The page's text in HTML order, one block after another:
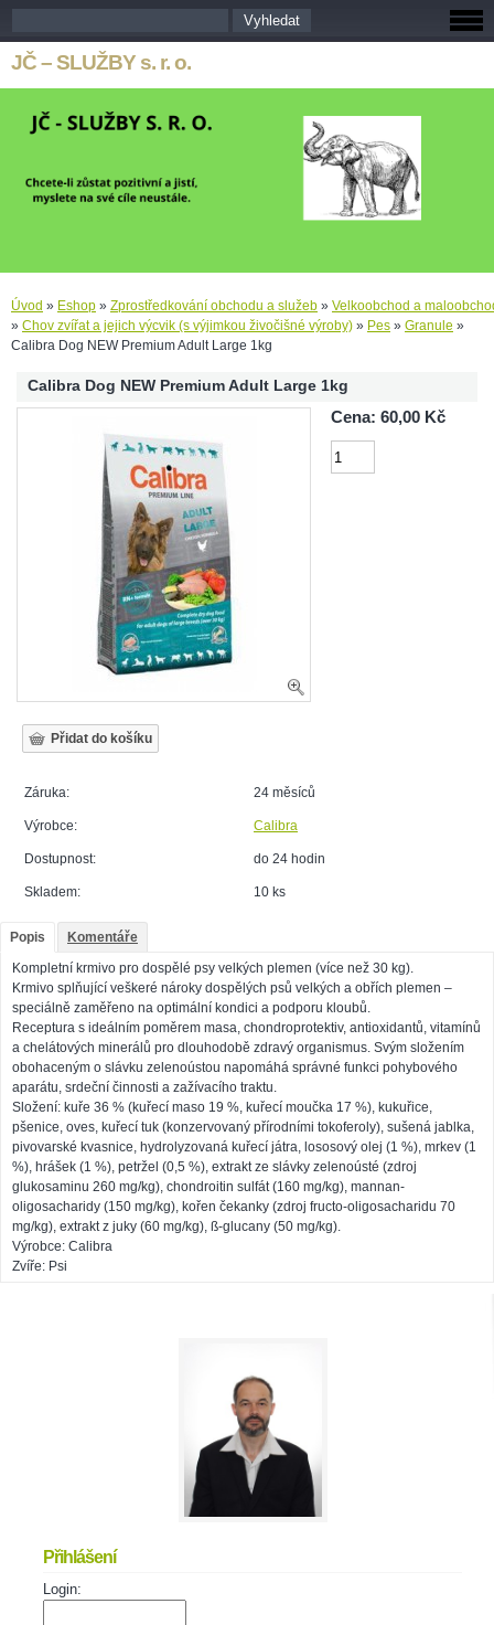
JČ – SLUŽBY s. r. o.
Úvod » Eshop » Zprostředkování obchodu a služeb » Velkoobchod a
» Chov zvířat a jejich výcvik (s výjimkou živočišné výroby) » Pes » Granule »
Calibra Dog NEW Premium Adult Large 1kg
Calibra Dog NEW Premium Adult Large 1kg
Cena: 60,00 Kč
Záruka: 24 měsíců
Výrobce: Calibra
Dostupnost: do 24 hodin
Skladem: 10 ks
Popis
Komentáře
Kompletní krmivo pro dospělé psy velkých plemen (více než 30 kg).
Krmivo splňující veškeré nároky dospělých psů velkých a obřích plemen –
speciálně zaměřeno na optimální kondici a podporu kloubů.
Receptura s ideálním poměrem masa, chondroprotektiv, antioxidantů, vitamínů
a chelátových minerálů pro dlouhodobě zdravý organismus. Svým složením
obohaceným o slávku zelenoústou napomáhá správné funkci pohybového
aparátu, srdeční činnosti a zažívacího traktu.
Složení: kuře 36 % (kuřecí maso 19 %, kuřecí moučka 17 %), kukuřice,
pšenice, oves, kuřecí tuk (konzervovaný přírodními tokoferoly), sušená jablka,
pivovarské kvasnice, hydrolyzovaná kuřecí játra, lososový olej (1 %), mrkev (1
%), hrášek (1 %), petržel (0,5 %), extrakt ze slávky zelenoústé (zdroj
glukosaminu 260 mg/kg), chondroitin sulfát (160 mg/kg), mannan-
oligosacharidy (150 mg/kg), kořen čekanky (zdroj fructo-oligosacharidu 70
mg/kg), extrakt z juky (60 mg/kg), ß-glucany (50 mg/kg).
Výrobce: Calibra
Zvíře: Psi
Přihlášení
Login: